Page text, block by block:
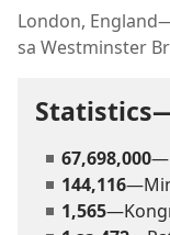
London,
sa Westminster
67,698,000
144,116
1,565